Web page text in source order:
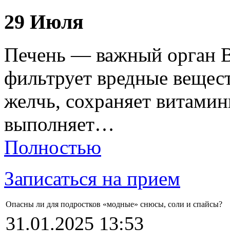
29 Июля
Печень — важный орган
фильтрует вредные
желчь, сохраняет
выполняет…
Полностью
Записаться на прием
Опасны ли для подростков «модные» снюсы, соли и спайсы?
31.01.2025 13:53